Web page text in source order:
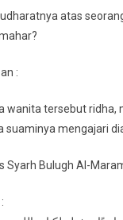
atas
:
wanita tersebut ridha,
suaminya mengajari
Syarh Bulugh Al-
السؤال :